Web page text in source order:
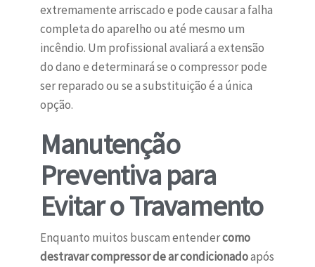
extremamente arriscado e pode causar a falha
completa do aparelho ou até mesmo um
incêndio. Um profissional avaliará a extensão
do dano e determinará se o compressor pode
ser reparado ou se a substituição é a única
opção.
Manutenção
Preventiva para
Evitar o Travamento
Enquanto muitos buscam entendercomo
destravar compressor de ar condicionadoapós